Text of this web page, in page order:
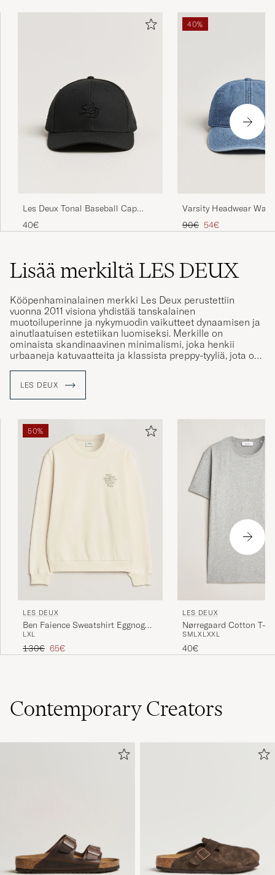
Les Deux Tonal Baseball Cap
Black
40€
40%
Varsity Headwear
Baseball Cap Indigo
Tavallinen hinta
90€ Alennettu hinta
54€
Lisää merkiltä LES DEUX
Kööpenhaminalainen merkki Les Deux perustettiin
vuonna 2011 visiona yhdistää tanskalainen
muotoiluperinne ja nykymuodin vaikutteet dynaamisen ja
ainutlaatuisen estetiikan luomiseksi. Merkille on
ominaista skandinaavinen minimalismi, joka henkii
urbaaneja katuvaatteita ja klassista preppy-tyyliä, jota on
tyyli, maanläheiset värit ja rento ilme. Les Deuxin
pääkonttori sijaitsee Kööpenhaminan keskustassa, ja se
kaupunkiympäristöstä ja tanskalaisesta elämäntyylistä.
LES DEUX
50%
LES DEUX
Ben Faience Sweatshirt Eggnog
White
LXL
Tavallinen hinta
130€ Alennettu hinta
65€
LES DEUX
Nørregaard Cotton T-
Melange
SMLXLXXL
40€
Contemporary Creators